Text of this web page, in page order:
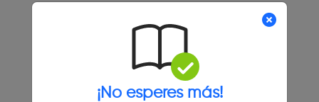
¡No esperes más!